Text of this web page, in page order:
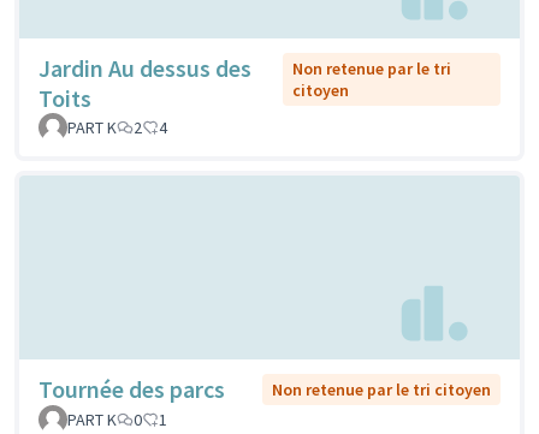
Jardin Au dessus des
Toits
Non retenue par le tri
citoyen
PART K
2 4
Tournée des parcs
Non retenue par le tri citoyen
PART K
0 1